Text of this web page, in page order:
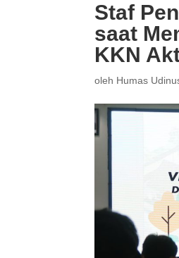
Staf
saat
KKN
oleh Humas